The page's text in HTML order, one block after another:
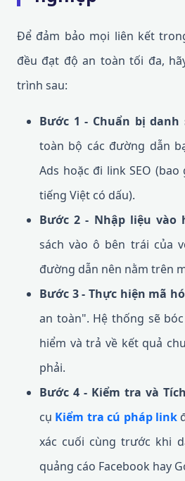
Để đảm bảo mọi liên kết
đều đạt độ an toàn tối đa,
trình sau:
Bước 1 - Chuẩn bị danh
toàn bộ các đường dẫn
Ads hoặc đi link SEO
tiếng Việt có dấu).
Bước 2 - Nhập liệu vào
sách vào ô bên trái của
đường dẫn nên nằm trên
Bước 3 - Thực hiện mã
an toàn". Hệ thống sẽ
hiểm và trả về kết quả
phải.
Bước 4 - Kiểm tra và
cụ Kiểm tra cú pháp link
xác cuối cùng trước khi
quảng cáo Facebook hay